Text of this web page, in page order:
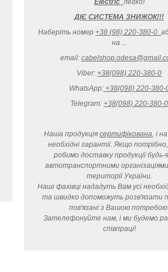
Electricлегко!
ДІЄ СИСТЕМА ЗНИЖОК!!!
Наберіть номер+38 (98) 220-380-0
на ...
email:
Viber:+38(098) 220-380-0
WhatsApp:+38(098) 220-380-
Telegram:+38(098) 220-380-0
Наша продукція сертифікована, і
необхідні гарантії. Якщо
робимо доставку продукції будь-
автотранспортними організаціями
території України.
Наші фахівці нададуть Вам усі
та швидко допоможуть розв'язати
пов'язані з Вашою потребою.
Зателефонуйте нам, і ми будемо
співпраці!